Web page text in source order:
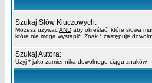
Szukaj Słów Kluczowych:
Możesz używaćAND aby określać, które słowa
które nie mogą wystąpić. Znak * zastępuje
Szukaj Autora:
Użyj * jako zamiennika dowolnego ciągu znaków